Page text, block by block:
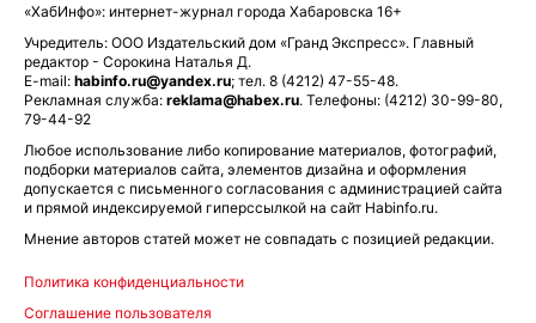
«ХабИнфо»: интернет-журнал города Хабаровска 16+
Учредитель: ООО Издательский дом «Гранд Экспресс». Главный
редактор - Сорокина Наталья Д.
E-mail: habinfo.ru@yandex.ru; тел. 8 (4212) 47-55-48.
Рекламная служба: reklama@habex.ru. Телефоны: (4212) 30-99-80,
79-44-92
Любое использование либо копирование материалов, фотографий,
подборки материалов сайта, элементов дизайна и оформления
допускается с письменного согласования с администрацией сайта
и прямой индексируемой гиперссылкой на сайт Habinfo.ru.
Мнение авторов статей может не совпадать с позицией редакции.
Политика конфиденциальности
Соглашение пользователя